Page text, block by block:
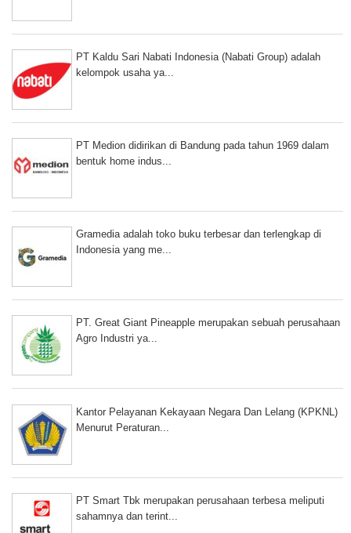
PT Kaldu Sari Nabati Indonesia (Nabati Group) adalah
kelompok usaha ya...
PT Medion didirikan di Bandung pada tahun 1969 dalam
bentuk home indus...
Gramedia adalah toko buku terbesar dan terlengkap di
Indonesia yang me...
PT. Great Giant Pineapple merupakan sebuah perusahaan
Agro Industri ya...
Kantor Pelayanan Kekayaan Negara Dan Lelang (KPKNL)
Menurut Peraturan...
PT Smart Tbk merupakan perusahaan terbesa meliputi
sahamnya dan terint...